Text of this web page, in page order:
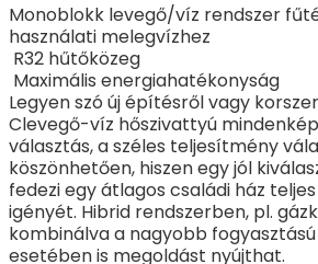
Monoblokk levegő/víz rendszer
használati melegvízhez
R32 hűtőközeg
Maximális energiahatékonyság
Legyen szó új építésről vagy
Clevegő-víz hőszivattyú
választás, a széles teljesítmény
köszönhetően, hiszen egy jól
fedezi egy átlagos családi ház
igényét. Hibrid rendszerben, pl.
kombinálva a nagyobb
esetében is megoldást nyújthat.